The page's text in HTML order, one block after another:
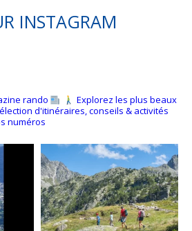
INSTAGRAM
rando
Explorez les plus beaux
d'itinéraires, conseils & activités
numéros